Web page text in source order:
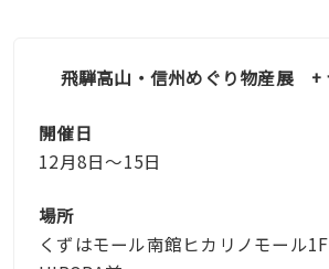
飛騨高山・信州めぐり物産展 +
開催日
12月8日〜15日
場所
くずはモール南館ヒカリノモール